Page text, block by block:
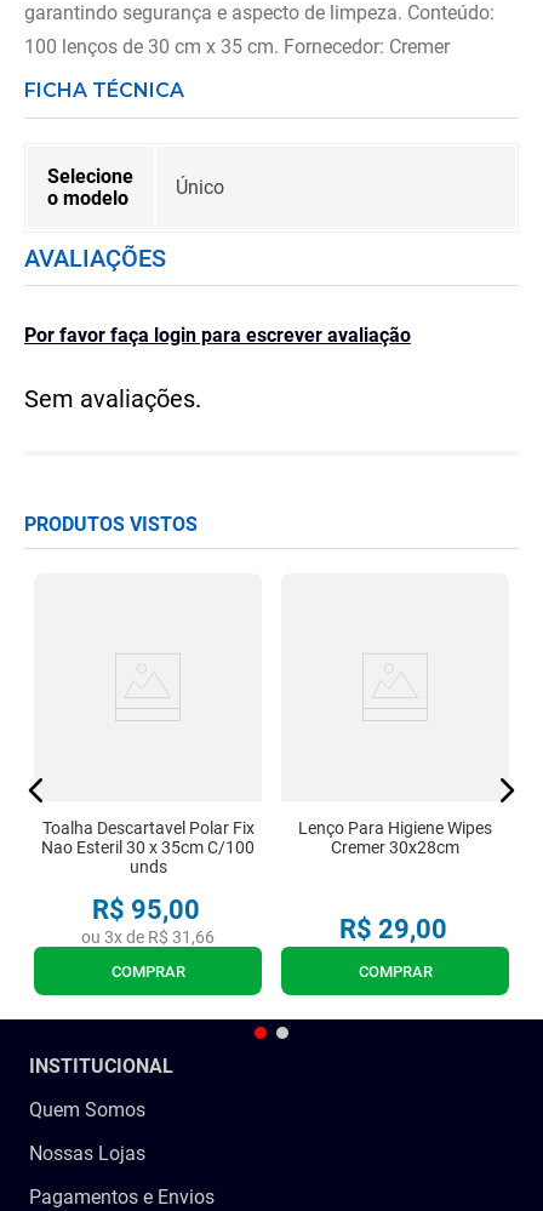
garantindo segurança e aspecto de limpeza. Conteúdo:
100 lenços de 30 cm x 35 cm. Fornecedor: Cremer
FICHA TÉCNICA
Selecione
o modelo
Único
AVALIAÇÕES
Por favor faça login para escrever avaliação
Sem avaliações.
PRODUTOS VISTOS
Toalha Descartavel Polar Fix
Nao Esteril 30 x 35cm C/100
unds
R$ 95,00
ou 3x de R$ 31 ,66
COMPRAR
Lenço Para Higiene Wipes
Cremer 30x28cm
R$ 29,00
COMPRAR
INSTITUCIONAL
Quem Somos
Nossas Lojas
Pagamentos e Envios